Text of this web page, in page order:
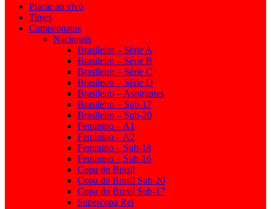
Placar ao vivo
Times
Campeonatos
Nacionais
Brasileiro – Série A
Brasileiro – Série B
Brasileiro – Série C
Brasileiro – Série D
Brasileiro – Aspirantes
Brasileiro – Sub-17
Brasileiro – Sub-20
Feminino – A1
Feminino – A2
Feminino – Sub-18
Feminino – Sub-16
Copa do Brasil
Copa do Brasil Sub-20
Copa do Brasil Sub-17
Supercopa Rei